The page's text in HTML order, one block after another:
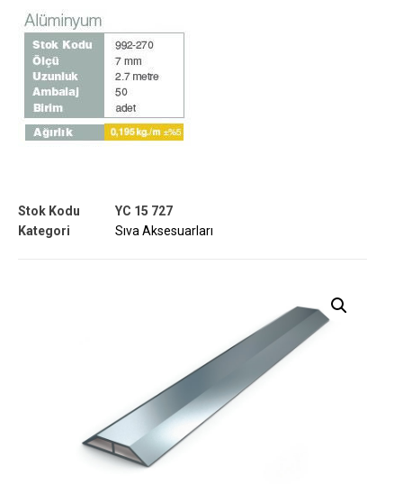
Stok Kodu
YC 15 727
Kategori
Sıva Aksesuarları